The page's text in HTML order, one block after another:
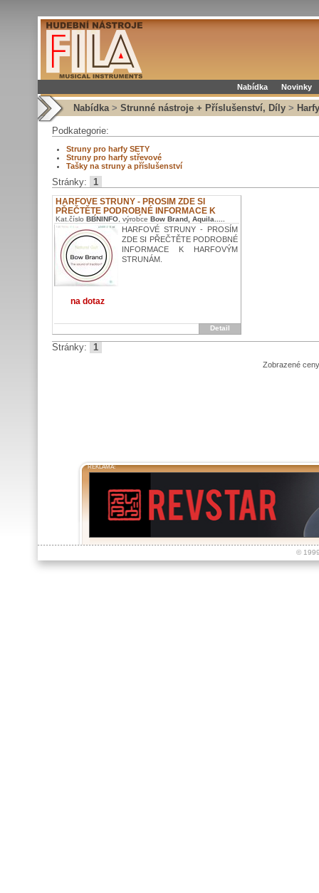
Nabídka Novinky
Nabídka > Strunné nástroje + Příslušenství, Díly >
Podkategorie:
Struny pro harfy SETY
Struny pro harfy střevové
Tašky na struny a příslušenství
Stránky: 1
HARFOVÉ STRUNY - PROSÍM ZDE SI
PŘEČTĚTE PODROBNÉ INFORMACE K
HARFOVÝM STRUNÁM.
Kat.číslo BBNINFO , výrobce Bow Brand, Aquila.....
HARFOVÉ STRUNY - PROSÍM
ZDE SI PŘEČTĚTE PODROBNÉ
INFORMACE K HARFOVÝM
STRUNÁM.
na dotaz
Detail
Stránky: 1
Zobrazené
REKLAMA:
©